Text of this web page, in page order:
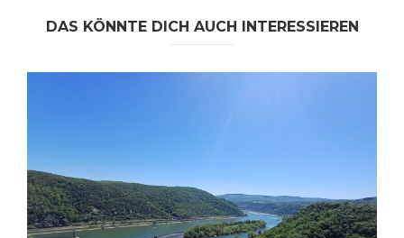
DAS KÖNNTE DICH AUCH INTERESSIEREN